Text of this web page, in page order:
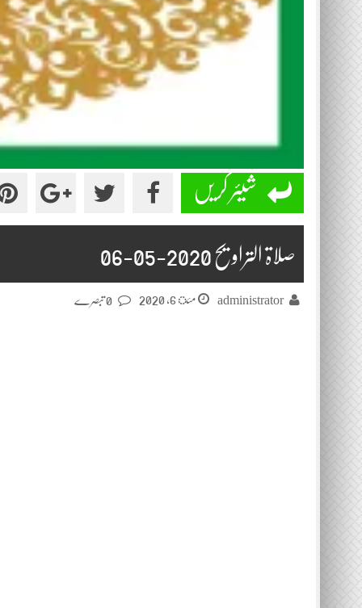
شیئر کریں
صلاۃ التراویح 2020-05-06
administrator مئ 6, 2020